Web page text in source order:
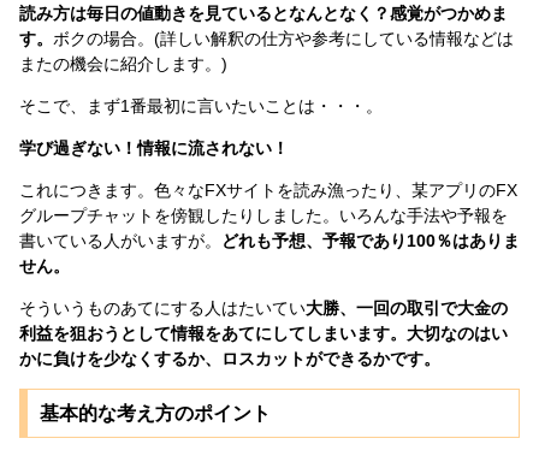
読み方は毎日の値動きを見ているとなんとなく？感覚がつかめま
す。 ボクの場合。(詳しい解釈の仕方や参考にしている情報などは
またの機会に紹介します。)
そこで、まず1番最初に言いたいことは・・・。
学び過ぎない！情報に流されない！
これにつきます。色々なFXサイトを読み漁ったり、某アプリのFX
グループチャットを傍観したりしました。いろんな手法や予報を
書いている人がいますが。
どれも予想、予報であり100％はありま
せん。
そういうものあてにする人はたいてい大勝、一回の取引で大金の
利益を狙おうとして情報をあてにしてしまいます。大切なのはい
かに負けを少なくするか、ロスカットができるかです。
基本的な考え方のポイント